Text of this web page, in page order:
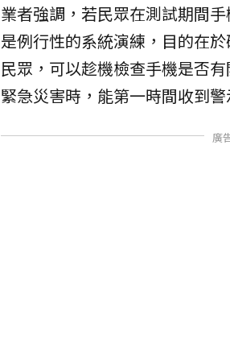
業者強調，若民眾在測試期間
是例行性的系統演練，目的在
民眾，可以趁機檢查手機是否
緊急災害時，能第一時間收到警
廣